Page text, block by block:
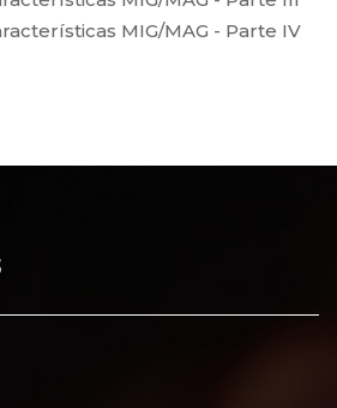
MIG/MAG - Parte IV